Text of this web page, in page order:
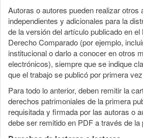
Autoras o autores pueden realizar otros
independientes y adicionales para la
de la versión del artículo publicado en
Derecho Comparado (por ejemplo,
institucional o darlo a conocer en otros
electrónicos), siempre que se indique
que el trabajo se publicó por primera
Para todo lo anterior, deben remitir la
derechos patrimoniales de la primera
requisitada y firmada por las autoras o
debe ser remitido en PDF a través de la